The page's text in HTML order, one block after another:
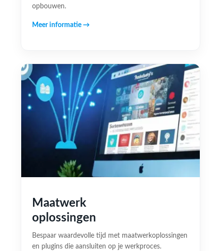
opbouwen.
Meer informatie →
Maatwerk
oplossingen
Bespaar waardevolle tijd met maatwerkoplossingen
en plugins die aansluiten op je werkproces.